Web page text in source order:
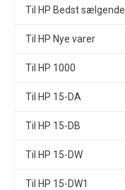
Til HP Bedst sælgende
Til HP Nye varer
Til HP 1000
Til HP 15-DA
Til HP 15-DB
Til HP 15-DW
Til HP 15-DW1